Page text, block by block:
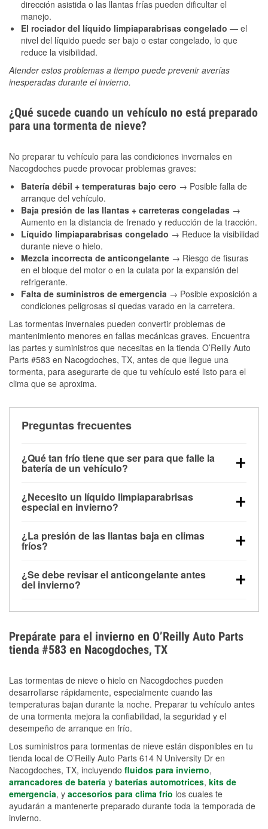
dirección asistida o las llantas frías pueden dificultar el
manejo.
El rociador del líquido limpiaparabrisas congelado — el
nivel del líquido puede ser bajo o estar congelado, lo que
reduce la visibilidad.
Atender estos problemas a tiempo puede prevenir averías
inesperadas durante el invierno.
¿Qué sucede cuando un vehículo no está preparado
para una tormenta de nieve?
No preparar tu vehículo para las condiciones invernales en
Nacogdoches puede provocar problemas graves:
Batería débil + temperaturas bajo cero → Posible falla de
arranque del vehículo.
Baja presión de las llantas + carreteras congeladas →
Aumento en la distancia de frenado y reducción de la tracción.
Líquido limpiaparabrisas congelado → Reduce la visibilidad
durante nieve o hielo.
Mezcla incorrecta de anticongelante → Riesgo de fisuras
en el bloque del motor o en la culata por la expansión del
refrigerante.
Falta de suministros de emergencia → Posible exposición a
condiciones peligrosas si quedas varado en la carretera.
Las tormentas invernales pueden convertir problemas de
mantenimiento menores en fallas mecánicas graves. Encuentra
las partes y suministros que necesitas en la tienda O’Reilly Auto
Parts #583 en Nacogdoches, TX, antes de que llegue una
tormenta, para asegurarte de que tu vehículo esté listo para el
clima que se aproxima.
Preguntas frecuentes
¿Qué tan frío tiene que ser para que falle la
batería de un vehículo?
debajo de los 32 °F y puede perder hasta la mitad de
su potencia de arranque cerca de los 0 °F, lo que
arranque.
¿Necesito un líquido limpiaparabrisas
especial en invierno?
la congelación y ayuda a disolver la sal y la nieve
derretida en la carretera para mejorar la visibilidad.
¿La presión de las llantas baja en climas
fríos?
alrededor de 1 PSI por cada 10 °F que baja la
temperatura. Puedes obtener más información sobre
¿Se debe revisar el anticongelante antes
del invierno?
el sobrecalentamiento en condiciones de frío
extremo. Aprende cómo comprobar la protección
anticongelante en nuestra sección How-To.
Prepárate para el invierno en O’Reilly Auto Parts
tienda #583 en Nacogdoches, TX
Las tormentas de nieve o hielo en Nacogdoches pueden
desarrollarse rápidamente, especialmente cuando las
temperaturas bajan durante la noche. Preparar tu vehículo antes
de una tormenta mejora la confiabilidad, la seguridad y el
desempeño de arranque en frío.
Los suministros para tormentas de nieve están disponibles en tu
tienda local de O’Reilly Auto Parts 614 N University Dr en
Nacogdoches, TX, incluyendo fluidos para invierno,
arrancadores de batería y baterías automotrices, kits de
emergencia, y accesorios para clima frío los cuales te
ayudarán a mantenerte preparado durante toda la temporada de
invierno.